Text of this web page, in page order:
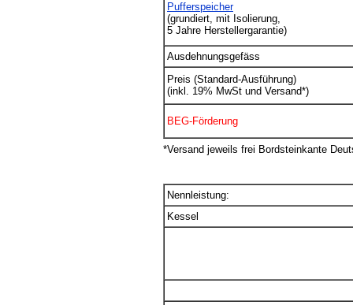
Pufferspeicher
(grundiert, mit Isolierung,
5 Jahre Herstellergarantie)
Ausdehnungsgefäss
Preis (Standard-Ausführung)
(inkl. 19% MwSt und Versand*)
BEG-Förderung
*Versand jeweils frei Bordsteinkante
Nennleistung:
Kessel